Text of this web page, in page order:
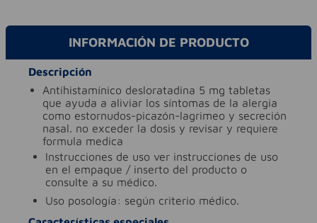
INFORMACIÓN DE PRODUCTO
Descripción
antihistamínico desloratadina 5 mg tabletas
que ayuda a aliviar los síntomas de la alergia
como estornudos-picazón-lagrimeo y secreción
nasal. no exceder la dosis y revisar y requiere
formula medica
instrucciones de uso ver instrucciones de uso
en el empaque / inserto del producto o
consulte a su médico.
uso posología: según criterio médico.